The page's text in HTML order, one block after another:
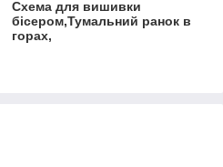
Схема для вишивки
бісером,Тумальний ранок в
горах,